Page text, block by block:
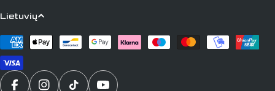
K
a
l
b
a
Lietuvių
Apmokėjimo
būdai